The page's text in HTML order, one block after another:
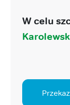
W celu